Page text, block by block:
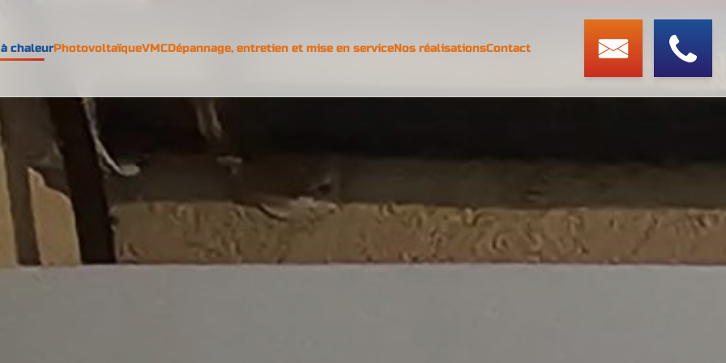
chaleurPhotovoltaïqueVMCDépannage, entretien et mise en serviceNos réalisationsContact